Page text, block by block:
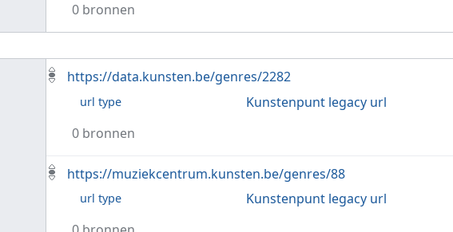
0 bronnen
https://data.kunsten.be/genres/2282
url type
Kunstenpunt legacy url
0 bronnen
https://muziekcentrum.kunsten.be/genres/88
url type
Kunstenpunt legacy url